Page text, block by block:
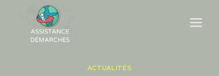
content
ACTUALITÉS